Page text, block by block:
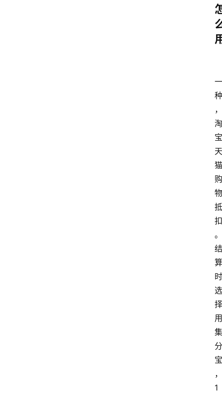
一
种
，
淘
宝
天
猫
购
物
抵
扣
。
结
算
时
选
择
用
集
分
宝
，
1